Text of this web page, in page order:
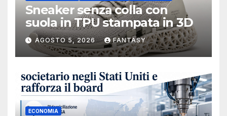
Sneaker senza colla con
suola in TPU stampata in 3D
AGOSTO 5, 2026 FANTASY
ECONOMIA